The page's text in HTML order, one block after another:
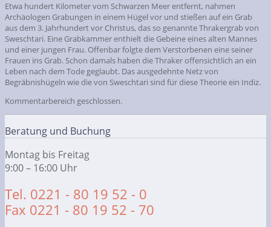
Etwa hundert Kilometer vom Schwarzen Meer entfernt, nahmen
Archäologen Grabungen in einem Hügel vor und stießen auf ein Grab
aus dem 3. Jahrhundert vor Christus, das so genannte Thrakergrab von
Sweschtari. Eine Grabkammer enthielt die Gebeine eines alten Mannes
und einer jungen Frau. Offenbar folgte dem Verstorbenen eine seiner
Frauen ins Grab. Schon damals haben die Thraker offensichtlich an ein
Leben nach dem Tode geglaubt. Das ausgedehnte Netz von
Begräbnishügeln wie die von Sweschtari sind für diese Theorie ein Indiz.
Kommentarbereich geschlossen.
Beratung und Buchung
Montag bis Freitag
9:00 – 16:00 Uhr
Tel. 0221 - 80 19 52 - 0
Fax 0221 - 80 19 52 - 70